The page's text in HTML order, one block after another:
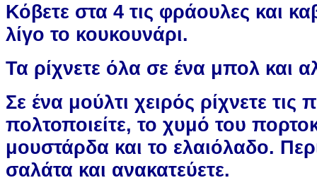
Κόβετε στα 4 τις φράουλες και
λίγο το κουκουνάρι.
Τα ρίχνετε όλα σε ένα μπολ και
Σε ένα μούλτι χειρός ρίχνετε τις
πολτοποιείτε, το χυμό του
μουστάρδα και το ελαιόλαδο.
σαλάτα και ανακατεύετε.